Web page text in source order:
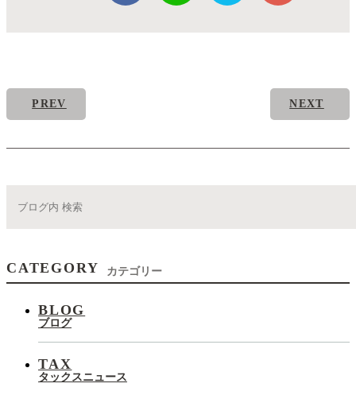
PREV NEXT
CATEGORY カテゴリー
BLOG
ブログ
TAX
タックスニュース